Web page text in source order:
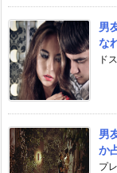
男
な
ド
男
か
プ